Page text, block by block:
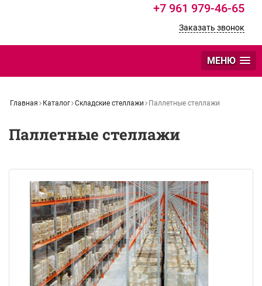
+7 961 979-46-65
Заказать звонок
МЕНЮ
Главная Каталог Складские стеллажи Паллетные стеллажи
Паллетные стеллажи